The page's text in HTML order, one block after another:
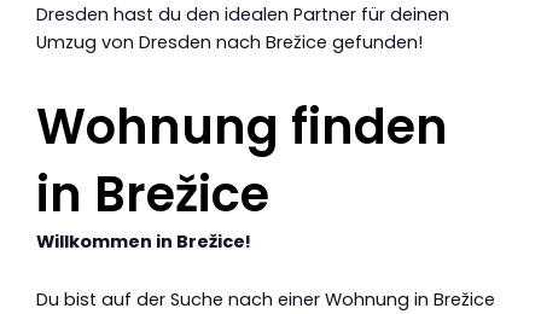
Dresden hast du den idealen Partner für deinen
Umzug von Dresden nach Brežice gefunden!
Wohnung finden
in Brežice
Willkommen in Brežice!
Du bist auf der Suche nach einer Wohnung in Brežice